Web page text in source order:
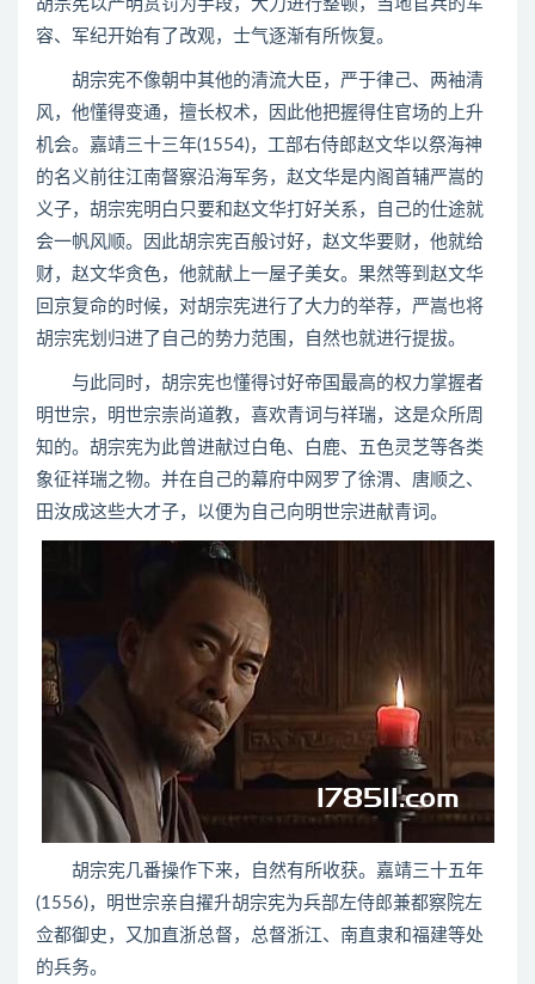
胡宗宪以严明赏罚为手段，大力进行整顿，当地官兵的军
容、军纪开始有了改观，士气逐渐有所恢复。
胡宗宪不像朝中其他的清流大臣，严于律己、两袖清
风，他懂得变通，擅长权术，因此他把握得住官场的上升
机会。嘉靖三十三年(1554)，工部右侍郎赵文华以祭海神
的名义前往江南督察沿海军务，赵文华是内阁首辅严嵩的
义子，胡宗宪明白只要和赵文华打好关系，自己的仕途就
会一帆风顺。因此胡宗宪百般讨好，赵文华要财，他就给
财，赵文华贪色，他就献上一屋子美女。果然等到赵文华
回京复命的时候，对胡宗宪进行了大力的举荐，严嵩也将
胡宗宪划归进了自己的势力范围，自然也就进行提拔。
与此同时，胡宗宪也懂得讨好帝国最高的权力掌握者
明世宗，明世宗崇尚道教，喜欢青词与祥瑞，这是众所周
知的。胡宗宪为此曾进献过白龟、白鹿、五色灵芝等各类
象征祥瑞之物。并在自己的幕府中网罗了徐渭、唐顺之、
田汝成这些大才子，以便为自己向明世宗进献青词。
胡宗宪几番操作下来，自然有所收获。嘉靖三十五年
(1556)，明世宗亲自擢升胡宗宪为兵部左侍郎兼都察院左
佥都御史，又加直浙总督，总督浙江、南直隶和福建等处
的兵务。